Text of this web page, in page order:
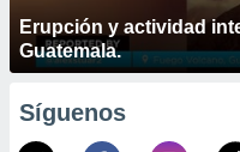
Erupción y actividad
Guatemala.
Síguenos